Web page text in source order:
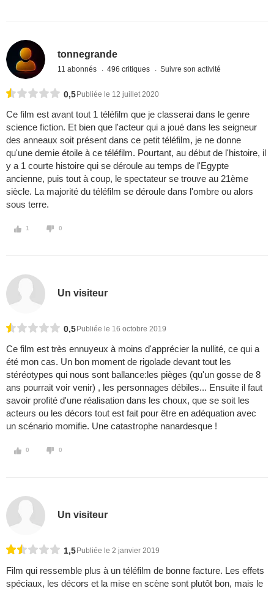
tonnegrande
11 abonnés 496 critiques Suivre son activité
0,5 Publiée le 12 juillet 2020
Ce film est avant tout 1 téléfilm que je classerai dans le genre
science fiction. Et bien que l'acteur qui a joué dans les seigneur
des anneaux soit présent dans ce petit téléfilm, je ne donne
qu'une demie étoile à ce téléfilm. Pourtant, au début de l'histoire, il
y a 1 courte histoire qui se déroule au temps de l'Egypte
ancienne, puis tout à coup, le spectateur se trouve au 21ème
siècle. La majorité du téléfilm se déroule dans l'ombre ou alors
sous terre.
1 0
Un visiteur
0,5 Publiée le 16 octobre 2019
Ce film est très ennuyeux à moins d'apprécier la nullité, ce qui a
été mon cas. Un bon moment de rigolade devant tout les
stéréotypes qui nous sont ballance:les pièges (qu'un gosse de 8
ans pourrait voir venir) , les personnages débiles... Ensuite il faut
savoir profité d'une réalisation dans les choux, que se soit les
acteurs ou les décors tout est fait pour être en adéquation avec
un scénario momifie. Une catastrophe nanardesque !
0 0
Un visiteur
1,5 Publiée le 2 janvier 2019
Film qui ressemble plus à un téléfilm de bonne facture. Les effets
spéciaux, les décors et la mise en scène sont plutôt bon, mais le